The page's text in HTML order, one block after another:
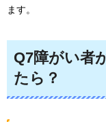
ます。
Q7障がい者
たら？